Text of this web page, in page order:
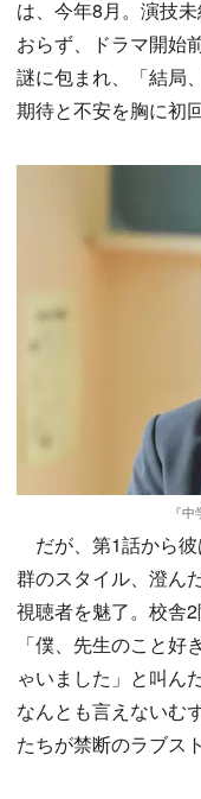
は、今年8月。演技
おらず、ドラマ開始
謎に包まれ、「結局
期待と不安を胸に初
『
だが、第1話から
群のスタイル、澄ん
視聴者を魅了。校舎2
「僕、先生のこと
ゃいました」と叫ん
なんとも言えないむ
たちが禁断のラブス